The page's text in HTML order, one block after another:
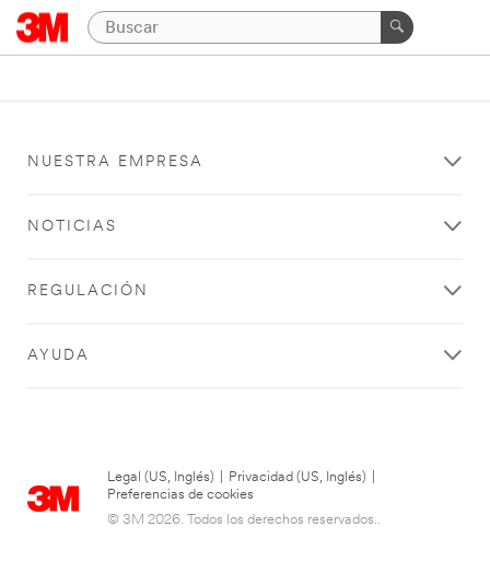
NUESTRA EMPRESA
NOTICIAS
REGULACIÓN
AYUDA
Legal (US, Inglés) Privacidad (US, Inglés)
Preferencias de cookies
© 3M 2026. Todos los derechos reservados..